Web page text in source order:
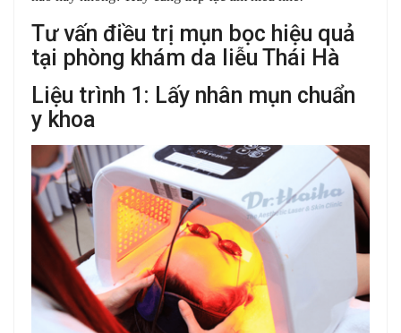
Tư vấn điều trị mụn bọc hiệu quả
tại phòng khám da liễu Thái Hà
Liệu trình 1: Lấy nhân mụn chuẩn
y khoa